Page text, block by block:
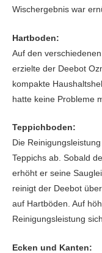
Wischergebnis war
Hartboden:
Auf den
erzielte der Deebot
kompakte
hatte keine Probleme
Teppichboden:
Die
Teppichs ab. Sobald
erhöht er seine
reinigt der Deebot
auf Hartböden. Auf
Reinigungsleistung
Ecken und Kanten: